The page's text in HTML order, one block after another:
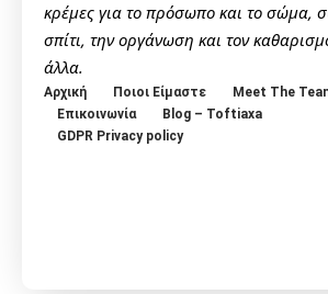
κρέμες για το πρόσωπο και το σώμα,
σπίτι, την οργάνωση και τον
άλλα.
Αρχική Ποιοι Είμαστε
Meet The
Επικοινωνία
Blog – Toftiaxa
GDPR Privacy policy